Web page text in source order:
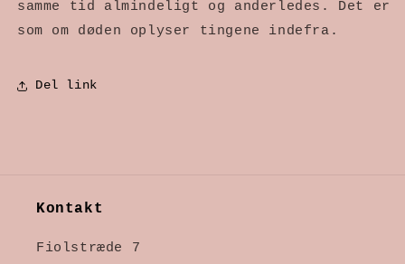
samme tid almindeligt og anderledes. Det er
som om døden oplyser tingene indefra.
Del link
Kontakt
Fiolstræde 7